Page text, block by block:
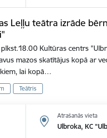
Leļļu teātra izrāde
Kultūras centrs
mazos skatītājus kopā ar
lai kopā…
Teātris
Atrašanās vieta
Ulbroka, KC